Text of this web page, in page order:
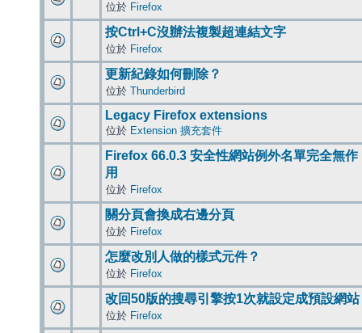
位於 Firefox
按Ctrl+C沒辦法複製超連結文字
位於 Firefox
更新紀錄如何刪除？
位於 Thunderbird
Legacy Firefox extensions
位於 Extension 擴充套件
Firefox 66.0.3 安全性網站例外名單完全無作
用
位於 Firefox
關分頁會換成右邊分頁
位於 Firefox
怎麼改別人做的樣式元件？
位於 Firefox
改回50版的搜尋引擎按1次就設定成預設網站
位於 Firefox